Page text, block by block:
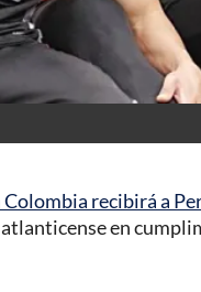
Colombia recibirá a
en